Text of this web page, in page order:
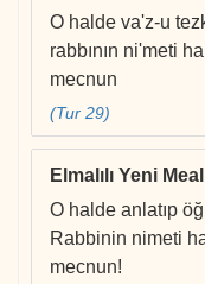
O halde va'z-u
rabbının ni'meti
mecnun
(Tur 29)
Elmalılı Yeni
O halde anlatıp
Rabbinin nimeti
mecnun!